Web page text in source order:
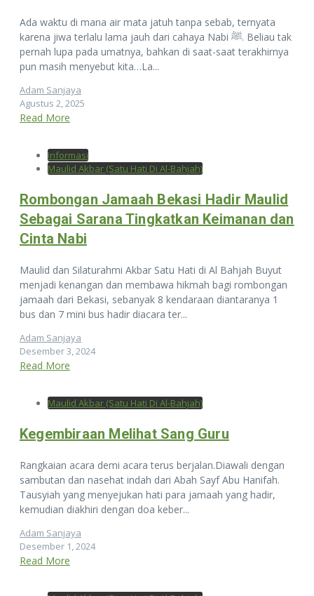
Ada waktu di mana air mata jatuh tanpa sebab, ternyata
karena jiwa terlalu lama jauh dari cahaya Nabi ﷺ. Beliau tak
pernah lupa pada umatnya, bahkan di saat-saat terakhirnya
pun masih menyebut kita…La...
Adam Sanjaya
Agustus 2, 2025
Read More
Informasi
Maulid Akbar (Satu Hati Di Al-Bahjah)
Rombongan Jamaah Bekasi Hadir Maulid
Sebagai Sarana Tingkatkan Keimanan dan
Cinta Nabi
Maulid dan Silaturahmi Akbar Satu Hati di Al Bahjah Buyut
menjadi kenangan dan membawa hikmah bagi rombongan
jamaah dari Bekasi, sebanyak 8 kendaraan diantaranya 1
bus dan 7 mini bus hadir diacara ter...
Adam Sanjaya
Desember 3, 2024
Read More
Maulid Akbar (Satu Hati Di Al-Bahjah)
Kegembiraan Melihat Sang Guru
Rangkaian acara demi acara terus berjalan.Diawali dengan
sambutan dan nasehat indah dari Abah Sayf Abu Hanifah.
Tausyiah yang menyejukan hati para jamaah yang hadir,
kemudian diakhiri dengan doa keber...
Adam Sanjaya
Desember 1, 2024
Read More